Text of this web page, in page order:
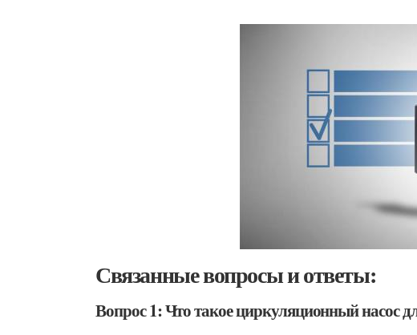
Связанные вопросы и ответы:
Вопрос 1: Что такое циркуляционный насос